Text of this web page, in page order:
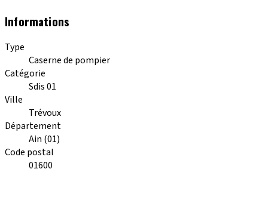
Informations
Type
Caserne de pompier
Catégorie
Sdis 01
Ville
Trévoux
Département
Ain (01)
Code postal
01600